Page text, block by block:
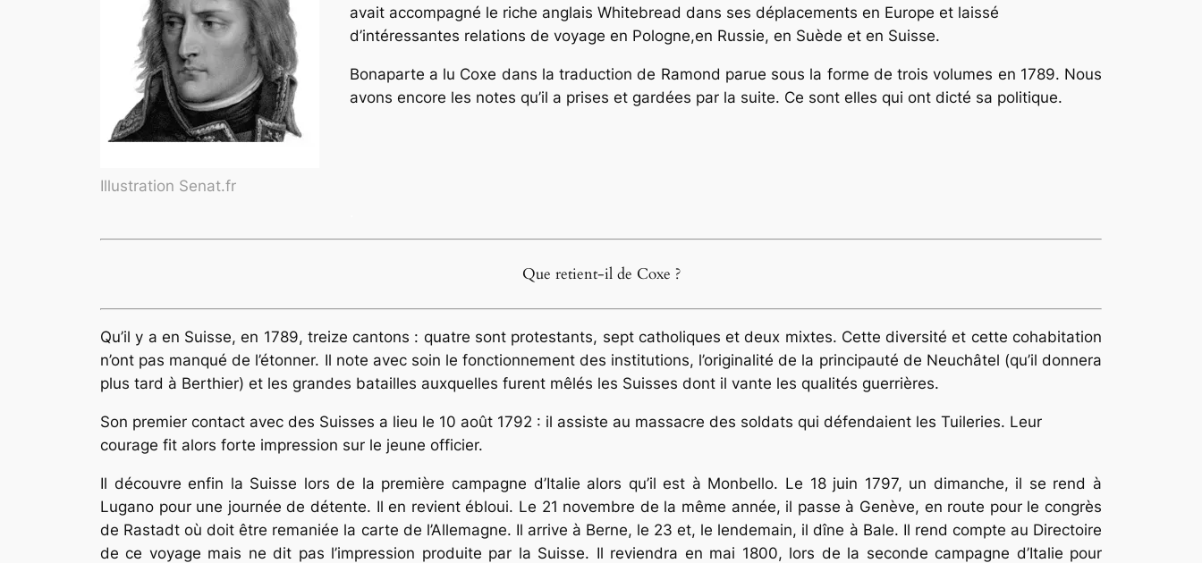
Illustration Senat.fr
avait accompagné le riche anglais Whitebread dans ses déplacements en Europe et laissé
d’intéressantes relations de voyage en Pologne,en Russie, en Suède et en Suisse.
Bonaparte a lu Coxe dans la traduction de Ramond parue sous la forme de trois volumes en 1789. Nous
avons encore les notes qu’il a prises et gardées par la suite. Ce sont elles qui ont dicté sa politique.
Que retient-il de Coxe ?
Qu’il y a en Suisse, en 1789, treize cantons : quatre sont protestants, sept catholiques et deux mixtes. Cette diversité et cette cohabitation
n’ont pas manqué de l’étonner. Il note avec soin le fonctionnement des institutions, l’originalité de la principauté de Neuchâtel (qu’il donnera
plus tard à Berthier) et les grandes batailles auxquelles furent mêlés les Suisses dont il vante les qualités guerrières.
Son premier contact avec des Suisses a lieu le 10 août 1792 : il assiste au massacre des soldats qui défendaient les Tuileries. Leur
courage fit alors forte impression sur le jeune officier.
Il découvre enfin la Suisse lors de la première campagne d’Italie alors qu’il est à Monbello. Le 18 juin 1797, un dimanche, il se rend à
Lugano pour une journée de détente. Il en revient ébloui. Le 21 novembre de la même année, il passe à Genève, en route pour le congrès
de Rastadt où doit être remaniée la carte de l’Allemagne. Il arrive à Berne, le 23 et, le lendemain, il dîne à Bale. Il rend compte au Directoire
de ce voyage mais ne dit pas l’impression produite par la Suisse. Il reviendra en mai 1800, lors de la seconde campagne d’Italie pour